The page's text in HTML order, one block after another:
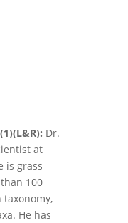
Dr.
at
is grass
100
taxonomy,
He has